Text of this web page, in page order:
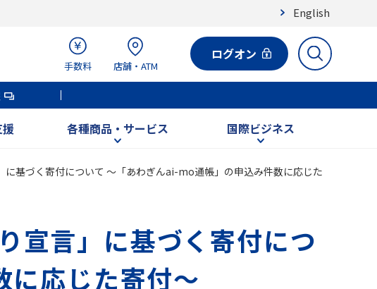
English
手数料 店舗・ATM
ログオン
各種商品・サービス 国際ビジネス
に基づく寄付について ～「あわぎんai-mo通帳」の申込み件数に応じた
宣言」に基づく寄付につ
応じた寄付～